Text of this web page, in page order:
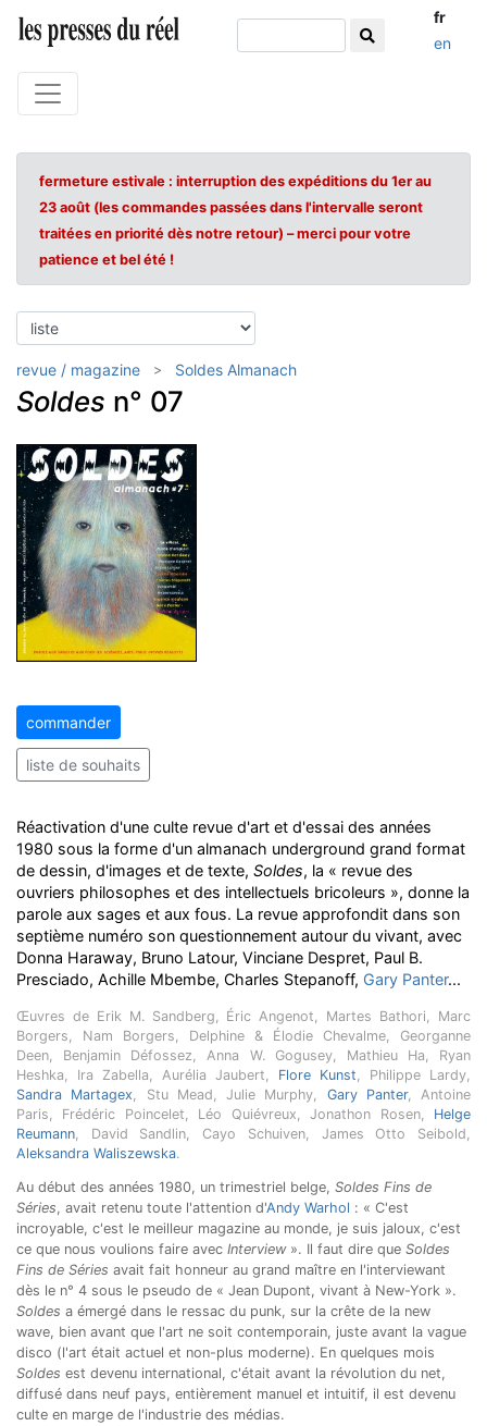
fr
en
fermeture estivale : interruption des expéditions du 1er au
23 août (les commandes passées dans l'intervalle seront
traitées en priorité dès notre retour) – merci pour votre
patience et bel été !
revue / magazine Soldes Almanach
Soldes n° 07
commander
liste de souhaits
Réactivation d'une culte revue d'art et d'essai des années
1980 sous la forme d'un almanach underground grand format
de dessin, d'images et de texte, Soldes, la « revue des
ouvriers philosophes et des intellectuels bricoleurs », donne la
parole aux sages et aux fous. La revue approfondit dans son
septième numéro son questionnement autour du vivant, avec
Donna Haraway, Bruno Latour, Vinciane Despret, Paul B.
Presciado, Achille Mbembe, Charles Stepanoff, Gary Panter...
Œuvres de Erik M. Sandberg, Éric Angenot, Martes Bathori, Marc
Borgers, Nam Borgers, Delphine & Élodie Chevalme, Georganne
Deen, Benjamin Défossez, Anna W. Gogusey, Mathieu Ha, Ryan
Heshka, Ira Zabella, Aurélia Jaubert, Flore Kunst, Philippe Lardy,
Sandra Martagex, Stu Mead, Julie Murphy, Gary Panter, Antoine
Paris, Frédéric Poincelet, Léo Quiévreux, Jonathon Rosen, Helge
Reumann, David Sandlin, Cayo Schuiven, James Otto Seibold,
Aleksandra Waliszewska.
Au début des années 1980, un trimestriel belge, Soldes Fins de
Séries, avait retenu toute l'attention d'Andy Warhol : « C'est
incroyable, c'est le meilleur magazine au monde, je suis jaloux, c'est
ce que nous voulions faire avec Interview». Il faut dire que Soldes
Fins de Séries avait fait honneur au grand maître en l'interviewant
dès le n° 4 sous le pseudo de « Jean Dupont, vivant à New-York ».
Soldes a émergé dans le ressac du punk, sur la crête de la new
wave, bien avant que l'art ne soit contemporain, juste avant la vague
disco (l'art était actuel et non-plus moderne). En quelques mois
Soldes est devenu international, c'était avant la révolution du net,
diffusé dans neuf pays, entièrement manuel et intuitif, il est devenu
culte en marge de l'industrie des médias.